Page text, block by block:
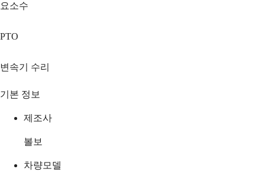
요소수
PTO
변속기 수리
기본 정보
제조사
볼보
차량모델